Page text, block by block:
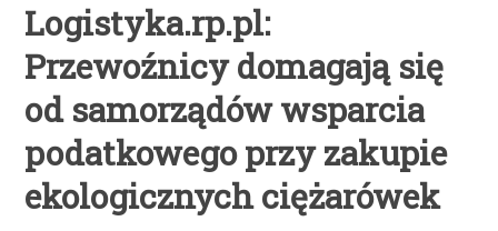
Logistyka.rp.pl:
Przewoźnicy domagają się
od samorządów wsparcia
podatkowego przy zakupie
ekologicznych ciężarówek